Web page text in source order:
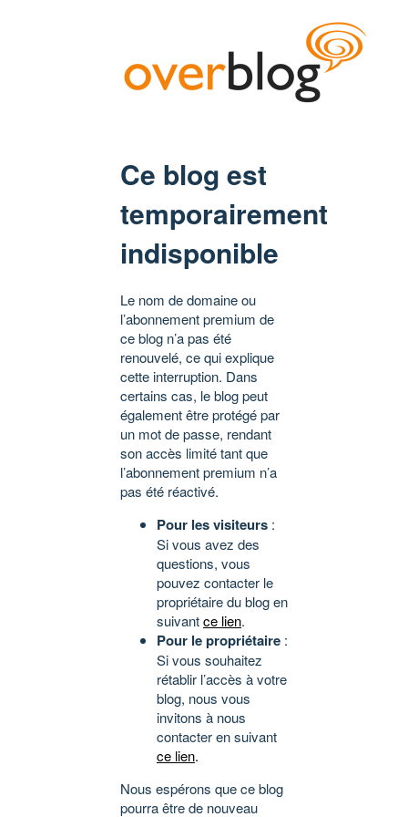
Ce blog est
temporairement
indisponible
Le nom de domaine ou
l’abonnement premium de
ce blog n’a pas été
renouvelé, ce qui explique
cette interruption. Dans
certains cas, le blog peut
également être protégé par
un mot de passe, rendant
son accès limité tant que
l’abonnement premium n’a
pas été réactivé.
Pour les visiteurs :
Si vous avez des
questions, vous
pouvez contacter le
propriétaire du blog en
suivantce lien.
Pour le propriétaire :
Si vous souhaitez
rétablir l’accès à votre
blog, nous vous
invitons à nous
contacter en suivant
ce lien.
Nous espérons que ce blog
pourra être de nouveau